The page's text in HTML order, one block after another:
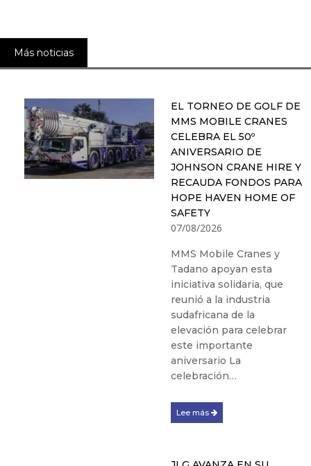
Más noticias
EL TORNEO DE GOLF DE
MMS MOBILE CRANES
CELEBRA EL 50º
ANIVERSARIO DE
JOHNSON CRANE HIRE Y
RECAUDA FONDOS PARA
HOPE HAVEN HOME OF
SAFETY
07/08/2026
MMS Mobile Cranes y
Tadano apoyan esta
iniciativa solidaria, que
reunió a la industria
sudafricana de la
elevación para celebrar
este importante
aniversario La
celebración…
Lee más